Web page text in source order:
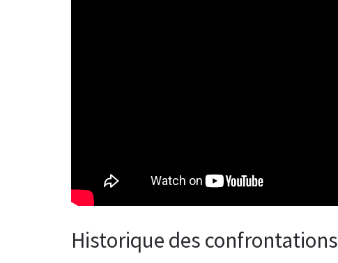
Historique des confrontations